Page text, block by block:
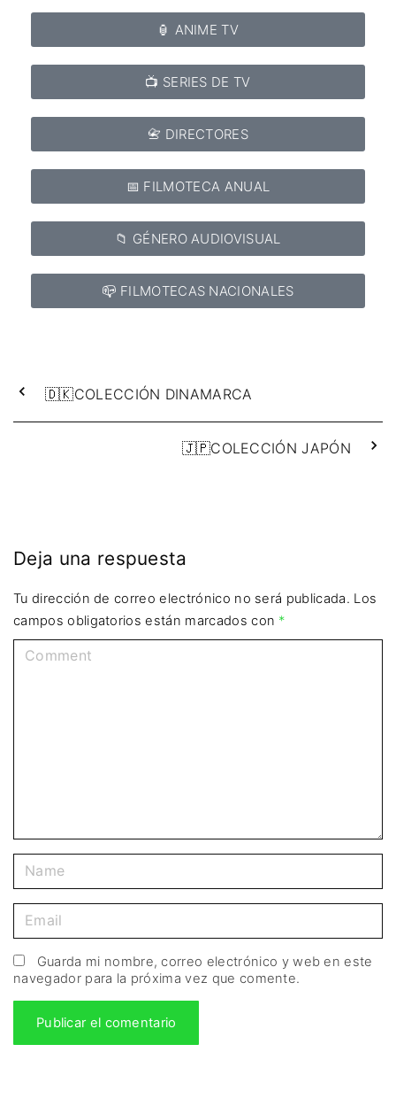
🏮 ANIME TV
📺 SERIES DE TV
📇 DIRECTORES
📅 FILMOTECA ANUAL
📁 GÉNERO AUDIOVISUAL
📪 FILMOTECAS NACIONALES
🇩🇰COLECCIÓN DINAMARCA
🇯🇵COLECCIÓN JAPÓN
Deja una respuesta
Tu dirección de correo electrónico no será publicada. Los
campos obligatorios están marcados con *
Guarda mi nombre, correo electrónico y web en este
navegador para la próxima vez que comente.